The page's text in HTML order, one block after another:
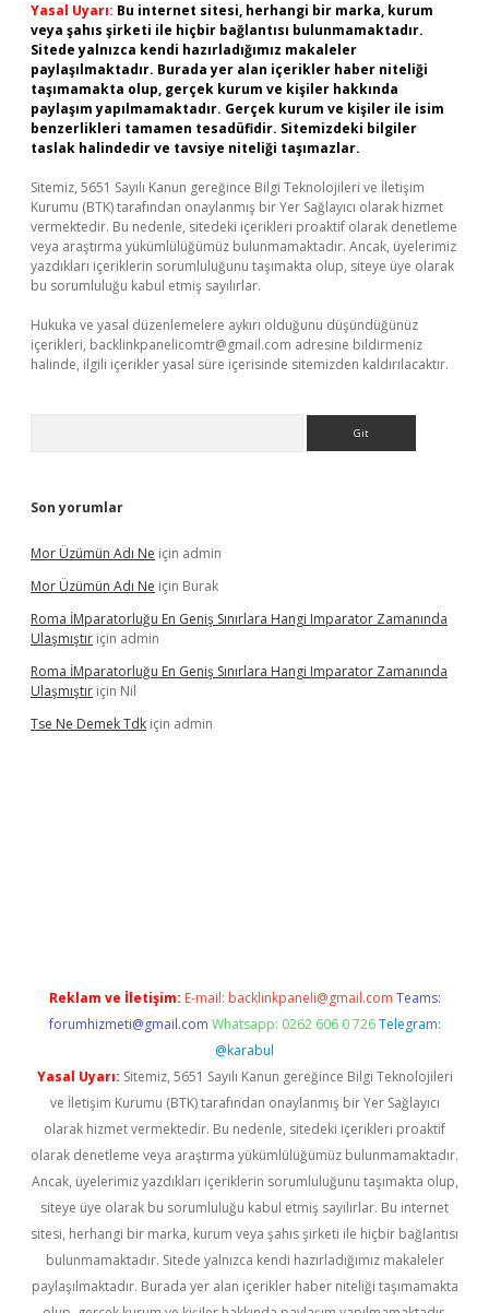
Yasal Uyarı: Bu internet sitesi, herhangi bir marka, kurum
veya şahıs şirketi ile hiçbir bağlantısı bulunmamaktadır.
Sitede yalnızca kendi hazırladığımız makaleler
paylaşılmaktadır. Burada yer alan içerikler haber niteliği
taşımamakta olup, gerçek kurum ve kişiler hakkında
paylaşım yapılmamaktadır. Gerçek kurum ve kişiler ile isim
benzerlikleri tamamen tesadüfidir. Sitemizdeki bilgiler
taslak halindedir ve tavsiye niteliği taşımazlar.
Sitemiz, 5651 Sayılı Kanun gereğince Bilgi Teknolojileri ve İletişim
Kurumu (BTK) tarafından onaylanmış bir Yer Sağlayıcı olarak hizmet
vermektedir. Bu nedenle, sitedeki içerikleri proaktif olarak denetleme
veya araştırma yükümlülüğümüz bulunmamaktadır. Ancak, üyelerimiz
yazdıkları içeriklerin sorumluluğunu taşımakta olup, siteye üye olarak
bu sorumluluğu kabul etmiş sayılırlar.
Hukuka ve yasal düzenlemelere aykırı olduğunu düşündüğünüz
içerikleri, backlinkpanelicomtr@gmail.com adresine bildirmeniz
halinde, ilgili içerikler yasal süre içerisinde sitemizden kaldırılacaktır.
Son yorumlar
Mor Üzümün Adı Ne için admin
Mor Üzümün Adı Ne için Burak
Roma İMparatorluğu En Geniş Sınırlara Hangi Imparator Zamanında
Ulaşmıştır için admin
Roma İMparatorluğu En Geniş Sınırlara Hangi Imparator Zamanında
Ulaşmıştır için Nil
Tse Ne Demek Tdk için admin
Reklam ve İletişim: E-mail: backlinkpaneli@gmail.com Teams:
forumhizmeti@gmail.com Whatsapp: 0262 606 0 726 Telegram:
@karabul
Yasal Uyarı: Sitemiz, 5651 Sayılı Kanun gereğince Bilgi Teknolojileri
ve İletişim Kurumu (BTK) tarafından onaylanmış bir Yer Sağlayıcı
olarak hizmet vermektedir. Bu nedenle, sitedeki içerikleri proaktif
olarak denetleme veya araştırma yükümlülüğümüz bulunmamaktadır.
Ancak, üyelerimiz yazdıkları içeriklerin sorumluluğunu taşımakta olup,
siteye üye olarak bu sorumluluğu kabul etmiş sayılırlar. Bu internet
sitesi, herhangi bir marka, kurum veya şahıs şirketi ile hiçbir bağlantısı
bulunmamaktadır. Sitede yalnızca kendi hazırladığımız makaleler
paylaşılmaktadır. Burada yer alan içerikler haber niteliği taşımamakta